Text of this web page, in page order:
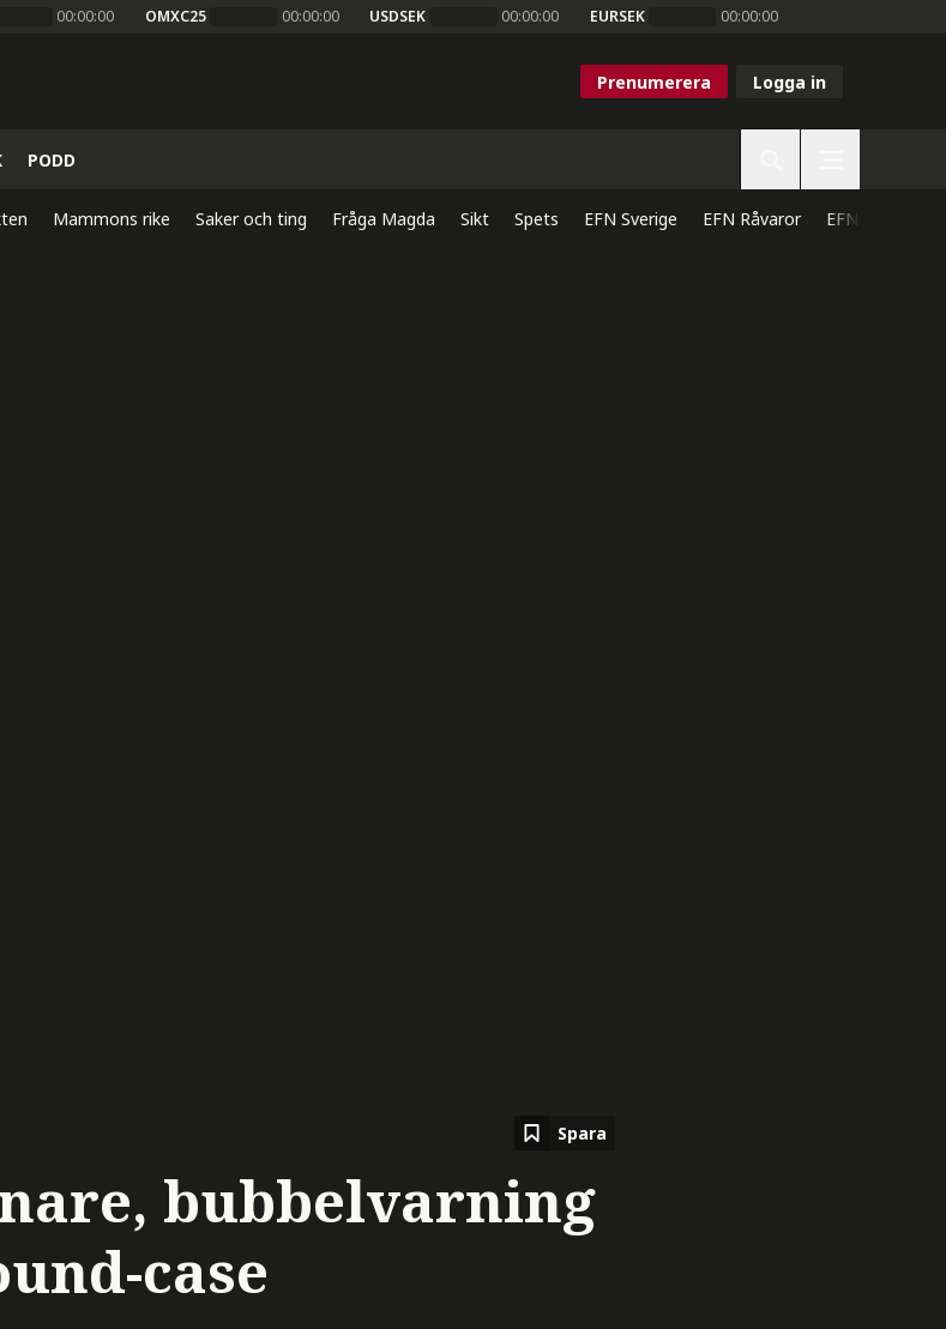
00:00:00 OMXC25 00:00:00 USDSEK 00:00:00 EURSEK 00:00:00
Prenumerera Logga in
PODD
Mammons rike Saker och ting Fråga Magda Sikt Spets EFN Sverige EFN Råvaror EFN Direkt
Spara
bubbelvarning
case